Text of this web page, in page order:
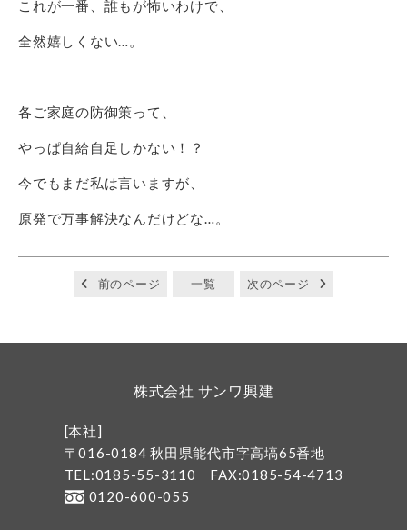
これが一番、誰もが怖いわけで、
全然嬉しくない…。
各ご家庭の防御策って、
やっぱ自給自足しかない！？
今でもまだ私は言いますが、
原発で万事解決なんだけどな…。
前のページ 一覧 次のページ
株式会社 サンワ興建
[本社]
〒016-0184 秋田県能代市字高塙65番地
TEL:0185-55-3110
FAX:0185-54-4713
0120-600-055